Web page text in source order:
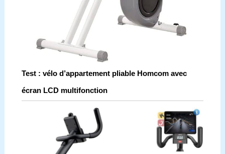
Test : vélo d’appartement pliable Homcom avec
écran LCD multifonction